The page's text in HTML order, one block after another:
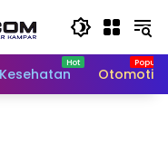
Kesehatan Otomotif